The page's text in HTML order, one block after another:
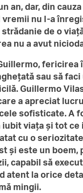
an, dar, din
vremii nu l-a
strădanie de o
nu a avut
fericirea
sau să faci
Guillermo
a apreciat
sofisticate. A
iubit viața și tot ce
cu o
și este un boem,
capabil să
atent la orice
mingii.